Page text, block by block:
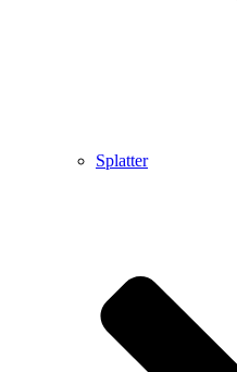
Splatter